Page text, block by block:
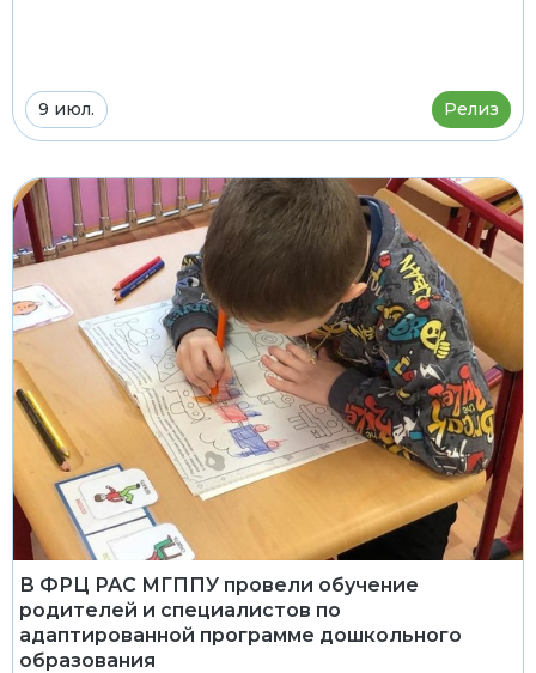
9 июл. Релиз
В ФРЦ РАС МГППУ провели обучение
родителей и специалистов по
адаптированной программе дошкольного
образования